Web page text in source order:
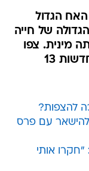
הגדול
של חייה
מינית. צפו
13
להצפות?
להישאר עם פרס
"חקרו אותי